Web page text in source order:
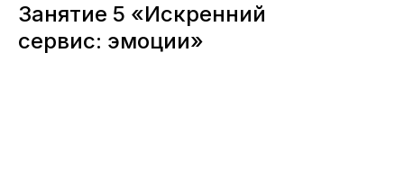
Занятие 5 «Искренний
сервис: эмоции»